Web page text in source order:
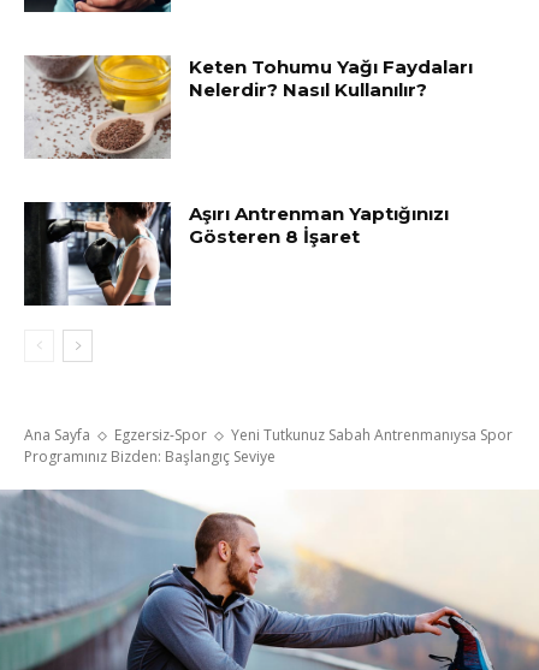
Keten Tohumu Yağı Faydaları
Nelerdir? Nasıl Kullanılır?
Aşırı Antrenman Yaptığınızı
Gösteren 8 İşaret